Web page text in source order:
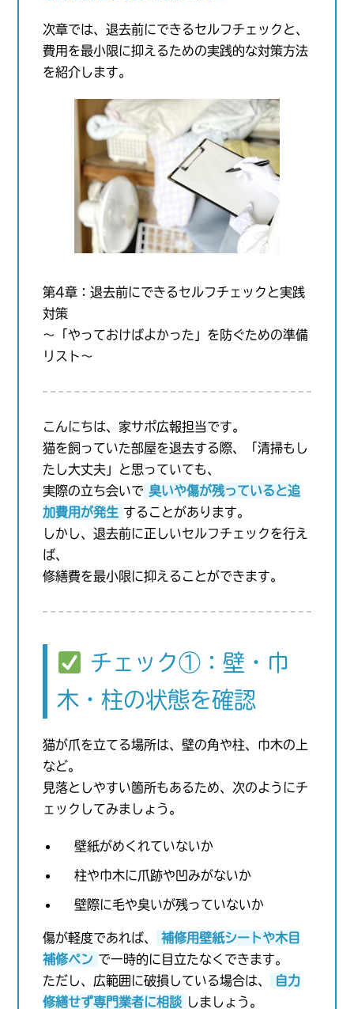
次章では、退去前にできるセルフチェックと、
費用を最小限に抑えるための実践的な対策方法
を紹介します。
第4章：退去前にできるセルフチェックと実践
対策
〜「やっておけばよかった」を防ぐための準備
リスト〜
こんにちは、家サポ広報担当です。
猫を飼っていた部屋を退去する際、「清掃もし
たし大丈夫」と思っていても、
実際の立ち会いで 臭いや傷が残っていると追
加費用が発生 することがあります。
しかし、退去前に正しいセルフチェックを行え
ば、
修繕費を最小限に抑えることができます。
チェック①：壁・巾
木・柱の状態を確認
猫が爪を立てる場所は、壁の角や柱、巾木の上
など。
見落としやすい箇所もあるため、次のようにチ
ェックしてみましょう。
壁紙がめくれていないか
柱や巾木に爪跡や凹みがないか
壁際に毛や臭いが残っていないか
傷が軽度であれば、
補修用壁紙シートや木目
補修ペン で一時的に目立たなくできます。
ただし、広範囲に破損している場合は、
自力
修繕せず専門業者に相談 しましょう。